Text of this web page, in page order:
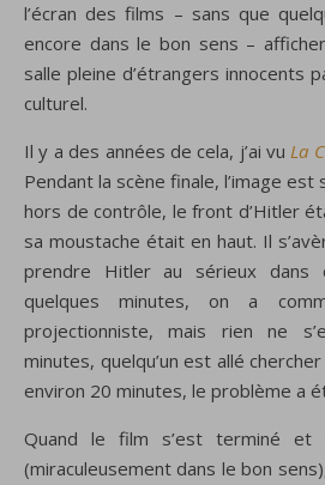
l’écran des films – sans que
encore dans le bon sens –
salle pleine d’étrangers innocents
culturel.
Il y a des années de cela, j’ai vuLa
Pendant la scène finale, l’image
hors de contrôle, le front d’Hitler
sa moustache était en haut. Il
prendre Hitler au sérieux dans
quelques minutes, on a
projectionniste, mais rien ne
minutes, quelqu’un est allé
environ 20 minutes, le problème a
Quand le film s’est terminé et
(miraculeusement dans le bon